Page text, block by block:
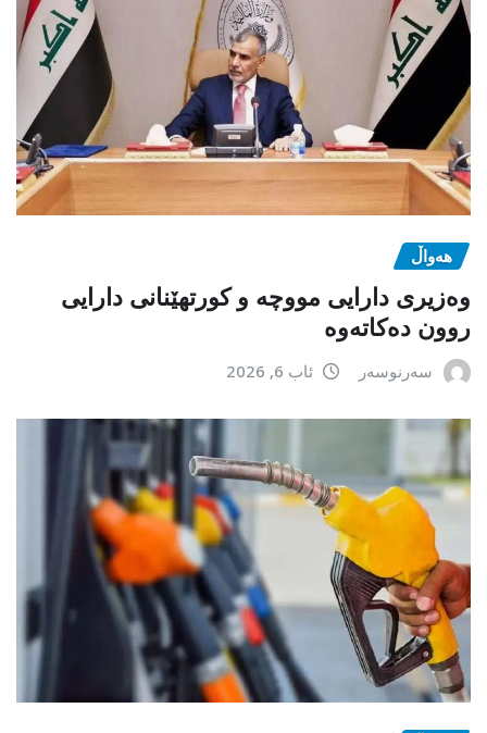
هەواڵ
وەزیری دارایی مووچە و کورتهێنانی دارایی
روون دەکاتەوە
سەرنوسەر ئاب 6, 2026